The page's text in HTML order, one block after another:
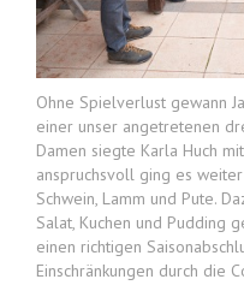
Ohne Spielverlust gewann
einer unser angetretenen
Damen siegte Karla Huch
anspruchsvoll ging es
Schwein, Lamm und Pute.
Salat, Kuchen und Pudding
einen richtigen
Einschränkungen durch die